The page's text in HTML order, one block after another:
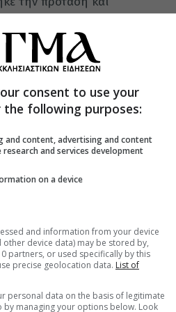
δραπέτευσε και
του
στον
στον πατέρα του
πόθο του να
παρουσιάσθηκε
χρήματα για
πίστη του. Έτσι, μετά
στις 29
καρτερόψυχε, νέε
υπάρχει το
consent to use your
following purposes:
and content, advertising and content
and services development
on a device
and information from your device
device data) may be stored by,
partners, or used specifically by this
precise geolocation data. List of
personal data on the basis of legitimate
by managing your options below. Look